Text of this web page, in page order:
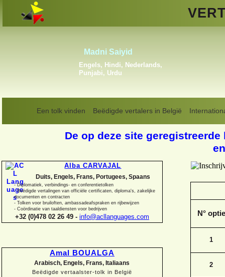
Aissam Ahmidan
Arabisch, Frans,
Maghrebijns Arabisch
De op deze site
Een tolk vinden Beëdigde vertalers in België
Alba CARVAJAL
Duits, Engels, Frans, Portugees, Spaans
-Diplomatiek, verbindings- en conferentietolken
-Beëdigde vertalingen van officiële certificaten, diploma's, zakelijke
documenten en contracten
- Tolken voor bruiloften, ambassadeafspraken en rijbewijzen
- Coördinatie van taaldiensten voor bedrijven
+32 (0)478 02 26 49 - info@acllanguages.com
Amal BOUALGA
Arabisch, Engels, Frans, Italiaans
Beëdigde vertaalster-tolk in België
N°
1
2